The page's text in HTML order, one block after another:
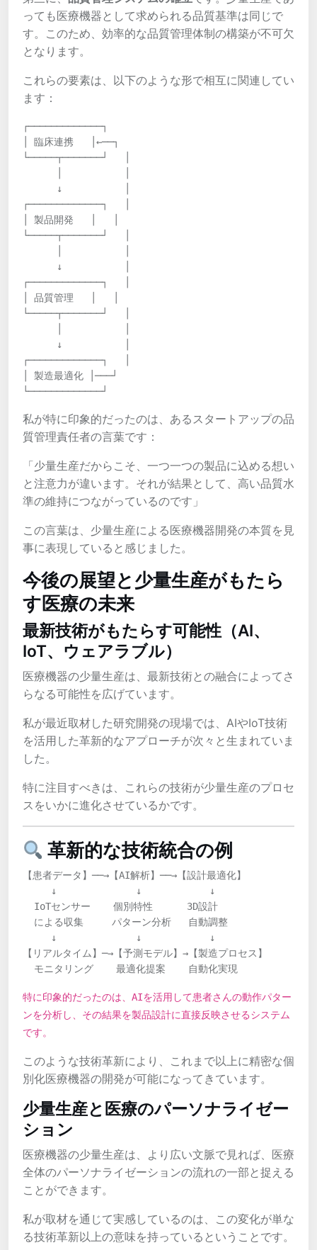
っても医療機器として求められる品質基準は同じで
す。このため、効率的な品質管理体制の構築が不可欠
となります。
これらの要素は、以下のような形で相互に関連してい
ます：
┌─────────────┐
│ 臨床連携   │←──┐
└─────┬───────┘   │
┌─────────────┐   │
│ 製品開発   │   │
└─────┬───────┘   │
┌─────────────┐   │
│ 品質管理   │   │
└─────┬───────┘   │
┌─────────────┐   │
│ 製造最適化 │───┘
└─────────────┘
私が特に印象的だったのは、あるスタートアップの品
質管理責任者の言葉です：
「少量生産だからこそ、一つ一つの製品に込める想い
と注意力が違います。それが結果として、高い品質水
準の維持につながっているのです」
この言葉は、少量生産による医療機器開発の本質を見
事に表現していると感じました。
今後の展望と少量生産がもたら
す医療の未来
最新技術がもたらす可能性（AI、
IoT、ウェアラブル）
医療機器の少量生産は、最新技術との融合によってさ
らなる可能性を広げています。
私が最近取材した研究開発の現場では、AIやIoT技術
を活用した革新的なアプローチが次々と生まれていま
した。
特に注目すべきは、これらの技術が少量生産のプロセ
スをいかに進化させているかです。
革新的な技術統合の例
【患者データ】──→【AI解析】──→【設計最適化】
【リアルタイム】─→【予測モデル】→【製造プロセス】
  モニタリング    最適化提案    自動化実現
特に印象的だったのは、AIを活用して患者さんの動作パター
ンを分析し、その結果を製品設計に直接反映させるシステム
です。
このような技術革新により、これまで以上に精密な個
別化医療機器の開発が可能になってきています。
少量生産と医療のパーソナライゼー
ション
医療機器の少量生産は、より広い文脈で見れば、医療
全体のパーソナライゼーションの流れの一部と捉える
ことができます。
私が取材を通じて実感しているのは、この変化が単な
る技術革新以上の意味を持っているということです。